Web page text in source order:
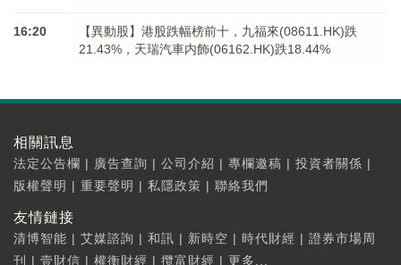
16:20
【異動股】港股跌幅榜前十，九福來(08611.HK)跌
21.43%，天瑞汽車内飾(06162.HK)跌18.44%
相關訊息
法定公告欄 | 廣告查詢 | 公司介紹 | 專欄邀稿 | 投資者關係 |
版權聲明 | 重要聲明 | 私隱政策 | 聯絡我們
友情鏈接
清博智能 | 艾媒諮詢 | 和訊 | 新時空 | 時代財經 | 證券市場周
刊
| 壹財信 | 權衡財經 | 攬富財經 | 更多...